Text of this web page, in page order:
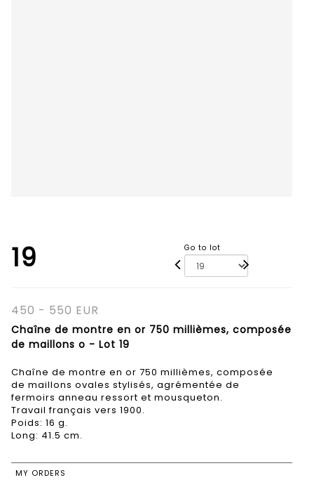
19 Go to lot
450 - 550 EUR
Chaîne de montre en or 750 millièmes, composée
de maillons o - Lot 19
Chaîne de montre en or 750 millièmes, composée
de maillons ovales stylisés, agrémentée de
fermoirs anneau ressort et mousqueton.
Travail français vers 1900.
Poids: 16 g.
Long: 41.5 cm.
MY ORDERS